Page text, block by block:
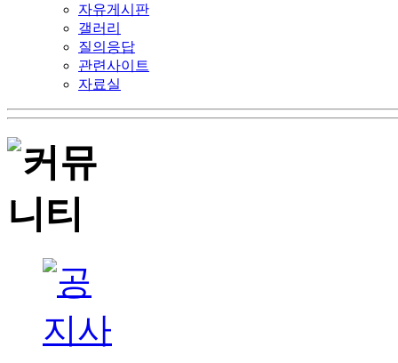
자유게시판
갤러리
질의응답
관련사이트
자료실